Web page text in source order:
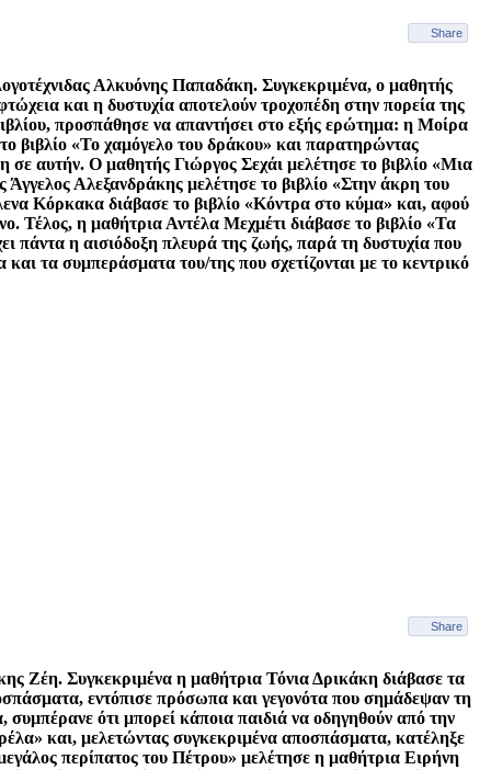
Share
Αλκυόνης Παπαδάκη. Συγκεκριμένα, ο μαθητής
και η δυστυχία αποτελούν τροχοπέδη στην πορεία της
προσπάθησε να απαντήσει στο εξής ερώτημα: η Μοίρα
βιβλίο «Το χαμόγελο του δράκου» και παρατηρώντας
σε αυτήν. Ο μαθητής Γιώργος Σεχάι μελέτησε το βιβλίο «Μια
Αλεξανδράκης μελέτησε το βιβλίο «Στην άκρη του
Κόρκακα διάβασε το βιβλίο «Κόντρα στο κύμα» και, αφού
Τέλος, η μαθήτρια Αντέλα Μεχμέτι διάβασε το βιβλίο «Τα
πάντα η αισιόδοξη πλευρά της ζωής, παρά τη δυστυχία που
τα συμπεράσματα του/της που σχετίζονται με το κεντρικό
Share
Ζέη. Συγκεκριμένα η μαθήτρια Τόνια Δρικάκη διάβασε τα
εντόπισε πρόσωπα και γεγονότα που σημάδεψαν τη
ότι μπορεί κάποια παιδιά να οδηγηθούν από την
και, μελετώντας συγκεκριμένα αποσπάσματα, κατέληξε
περίπατος του Πέτρου» μελέτησε η μαθήτρια Ειρήνη